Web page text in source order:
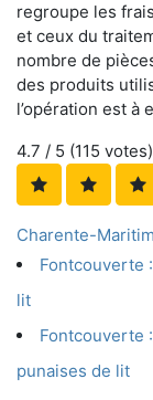
regroupe les
et ceux du
nombre de
des produits
l’opération est à
4.7 / 5 (115 votes)
Charente-
Fontcouverte
lit
Fontcouverte
punaises de lit